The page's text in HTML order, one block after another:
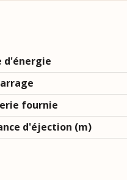
d'énergie
fournie
d'éjection (m)